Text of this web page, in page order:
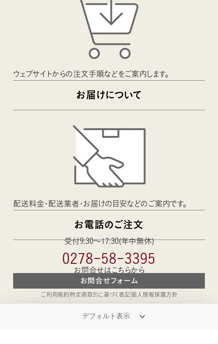
ウェブサイトからの注文手順などをご案内します。
お届けについて
配送料金・配送業者・お届けの目安などのご案内です。
お電話のご注文
受付9:30〜17:30(年中無休)
0278-58-3395
お問合せはこちらから
お問合せフォーム
ご利用規約 特定商取引に基づく表記個人情報保護方針